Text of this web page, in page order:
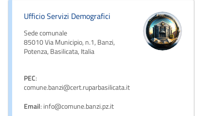
Ufficio Servizi Demografici
Sede comunale
85010 Via Municipio, n.1, Banzi,
Potenza, Basilicata, Italia
PEC:
comune.banzi@cert.ruparbasilicata.it
Email: info@comune.banzi.pz.it